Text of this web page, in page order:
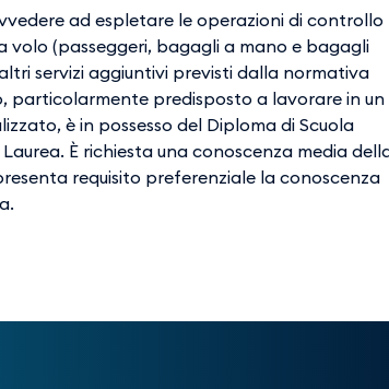
ad espletare le operazioni di controllo
volo (passeggeri, bagagli a mano e bagagli
servizi aggiuntivi previsti dalla normativa
particolarmente predisposto a lavorare in un
è in possesso del Diploma di Scuola
È richiesta una conoscenza media
requisito preferenziale la conoscenza